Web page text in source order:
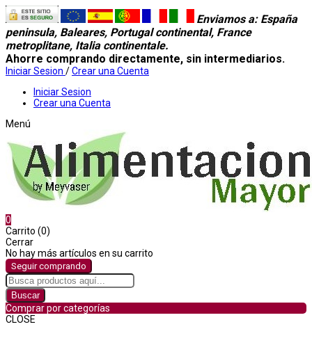
Enviamos a: España
peninsula, Baleares, Portugal continental, France
metroplitane, Italia continentale.
Ahorre comprando directamente, sin intermediarios.
Iniciar Sesion /Crear una Cuenta
Iniciar Sesion
Crear una Cuenta
Menú
0
Carrito (0)
Cerrar
No hay más artículos en su carrito
Seguir comprando
Buscar
Comprar por categorías
CLOSE